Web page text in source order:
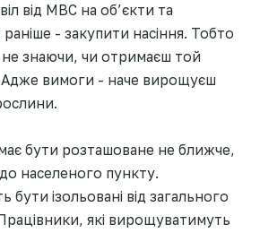
від МВС на об’єкти та
- закупити насіння. Тобто
знаючи, чи отримаєш той
Адже вимоги - наче вирощуєш
бути розташоване не ближче,
до населеного пункту.
ізольовані від загального
які вирощуватимуть